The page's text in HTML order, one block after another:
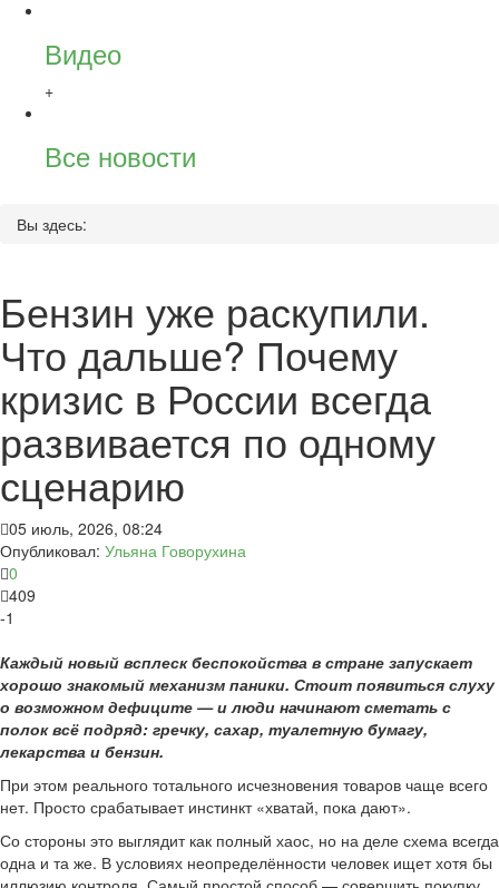
Видео
+
Все новости
Вы здесь:
Бензин уже раскупили.
Что дальше? Почему
кризис в России всегда
развивается по одному
сценарию
05 июль, 2026, 08:24
Опубликовал: Ульяна Говорухина
0
409
-1
Каждый новый всплеск беспокойства в стране запускает
хорошо знакомый механизм паники. Стоит появиться слуху
о возможном дефиците — и люди начинают сметать с
полок всё подряд: гречку, сахар, туалетную бумагу,
лекарства и бензин.
При этом реального тотального исчезновения товаров чаще всего
нет. Просто срабатывает инстинкт «хватай, пока дают».
Со стороны это выглядит как полный хаос, но на деле схема всегда
одна и та же. В условиях неопределённости человек ищет хотя бы